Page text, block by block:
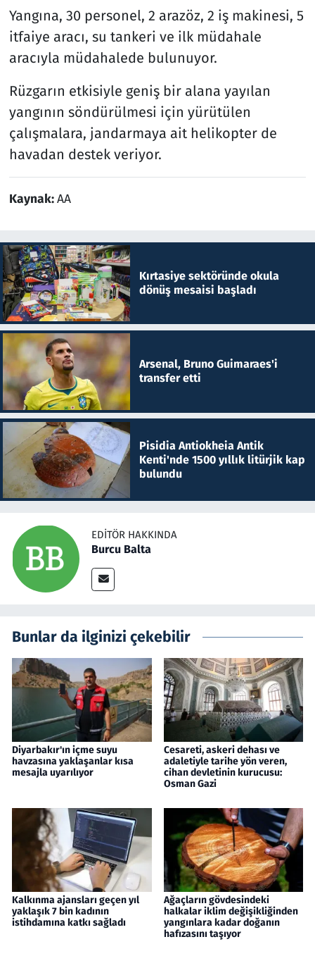
Yangına, 30 personel, 2 arazöz, 2 iş makinesi, 5
itfaiye aracı, su tankeri ve ilk müdahale
aracıyla müdahalede bulunuyor.
Rüzgarın etkisiyle geniş bir alana yayılan
yangının söndürülmesi için yürütülen
çalışmalara, jandarmaya ait helikopter de
havadan destek veriyor.
Kaynak:AA
Kırtasiye sektöründe okula
dönüş mesaisi başladı
Arsenal, Bruno Guimaraes'i
transfer etti
Pisidia Antiokheia Antik
Kenti'nde 1500 yıllık litürjik kap
bulundu
EDITÖR HAKKINDA
Burcu Balta
Bunlar da ilginizi çekebilir
Diyarbakır'ın içme suyu
havzasına yaklaşanlar kısa
mesajla uyarılıyor
Cesareti, askeri dehası ve
adaletiyle tarihe yön veren,
cihan devletinin kurucusu:
Osman Gazi
Kalkınma ajansları geçen yıl
yaklaşık 7 bin kadının
istihdamına katkı sağladı
Ağaçların gövdesindeki
halkalar iklim değişikliğinden
yangınlara kadar doğanın
hafızasını taşıyor